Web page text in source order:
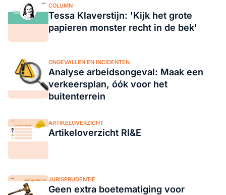
COLUMN
Tessa Klaverstijn: 'Kijk het grote
papieren monster recht in de bek'
ONGEVALLEN EN INCIDENTEN
Analyse arbeidsongeval: Maak een
verkeersplan, óók voor het
buitenterrein
ARTIKELOVERZICHT
Artikeloverzicht RI&E
JURISPRUDENTIE
Geen extra boetematiging voor